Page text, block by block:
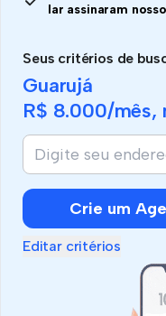
lar assinaram
Seus critérios de
Guarujá
R$ 8.000/mês,
Crie um
Editar critérios